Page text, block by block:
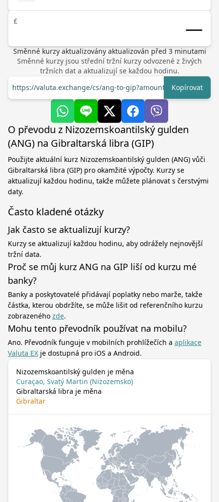
£
Směnné kurzy aktualizovány aktualizován před 3minutami
Směnné kurzy jsou střední tržní kurzy odvozené z živých
tržních dat a aktualizují se každou hodinu.
https://valuta.exchange/cs/ang-to-gip?amount=1Kopírovat
O převodu z Nizozemskoantilský gulden
(ANG) na Gibraltarská libra (GIP)
Použijte aktuální kurz Nizozemskoantilský gulden (ANG) vůči
Gibraltarská libra (GIP) pro okamžité výpočty. Kurzy se
aktualizují každou hodinu, takže můžete plánovat s čerstvými
daty.
Často kladené otázky
Jak často se aktualizují kurzy?
Kurzy se aktualizují každou hodinu, aby odrážely nejnovější
tržní data.
Proč se můj kurz ANG na GIP liší od kurzu mé
banky?
Banky a poskytovatelé přidávají poplatky nebo marže, takže
částka, kterou obdržíte, se může lišit od referenčního kurzu
zobrazeného zde.
Mohu tento převodník používat na mobilu?
Ano. Převodník funguje v mobilních prohlížečích a aplikace
Valuta EX je dostupná pro iOS a Android.
Nizozemskoantilský gulden je měna
Curaçao, Svatý Martin (Nizozemsko)
Gibraltarská libra je měna
Gibraltar